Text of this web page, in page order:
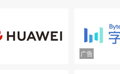
属票不退费。
报镇江豪利汽车销售服务有限公司